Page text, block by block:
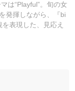
は“Playful”。旬の女
発揮しながら、『bi
表現した、見応え